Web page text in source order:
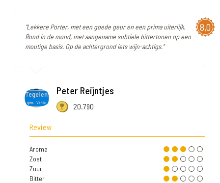
8,0
"Lekkere Porter, met een goede geur en een prima uiterlijk.
Rond in de mond, met aangename subtiele bittertonen op een
moutige basis. Op de achtergrond iets wijn-achtigs."
Peter Reijntjes
20.790
Review
Aroma
Zoet
Zuur
Bitter